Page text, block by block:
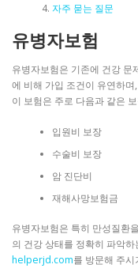
자주 묻는 질문
유병자보험
유병자보험은 기존에 건강 문
에 비해 가입 조건이 유연하
이 보험은 주로 다음과 같은
입원비 보장
수술비 보장
암 진단비
재해사망보험금
유병자보험은 특히 만성질환
의 건강 상태를 정확히 파악
helperjd.com를 방문해 주시